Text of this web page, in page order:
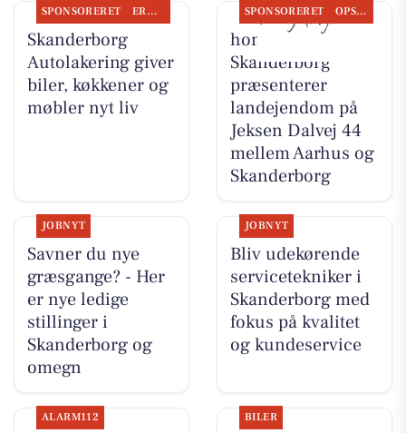
SPONSORERET ERHVERV
Skanderborg
Autolakering giver
biler, køkkener og
møbler nyt liv
SPONSORERET OPSLAGSTAVLEN
home
Skanderborg
præsenterer
landejendom på
Jeksen Dalvej 44
mellem Aarhus og
Skanderborg
JOBNYT
Savner du nye
græsgange? - Her
er nye ledige
stillinger i
Skanderborg og
omegn
JOBNYT
Bliv udekørende
servicetekniker i
Skanderborg med
fokus på kvalitet
og kundeservice
ALARM112 BILER